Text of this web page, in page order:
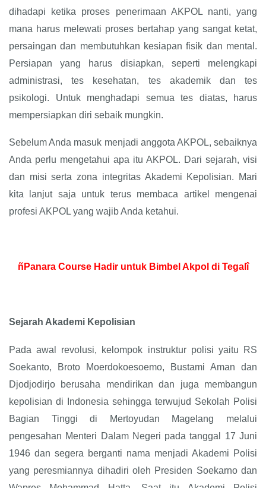
dihadapi ketika proses penerimaan AKPOL nanti, yang
mana harus melewati proses bertahap yang sangat ketat,
persaingan dan membutuhkan kesiapan fisik dan mental.
Persiapan yang harus disiapkan, seperti melengkapi
administrasi, tes kesehatan, tes akademik dan tes
psikologi. Untuk menghadapi semua tes diatas, harus
mempersiapkan diri sebaik mungkin.
Sebelum Anda masuk menjadi anggota AKPOL, sebaiknya
Anda perlu mengetahui apa itu AKPOL. Dari sejarah, visi
dan misi serta zona integritas Akademi Kepolisian. Mari
kita lanjut saja untuk terus membaca artikel mengenai
profesi AKPOL yang wajib Anda ketahui.
ñPanara Course Hadir untuk Bimbel Akpol di Tegalî
Sejarah Akademi Kepolisian
Pada awal revolusi, kelompok instruktur polisi yaitu RS
Soekanto, Broto Moerdokoesoemo, Bustami Aman dan
Djodjodirjo berusaha mendirikan dan juga membangun
kepolisian di Indonesia sehingga terwujud Sekolah Polisi
Bagian Tinggi di Mertoyudan Magelang melalui
pengesahan Menteri Dalam Negeri pada tanggal 17 Juni
1946 dan segera berganti nama menjadi Akademi Polisi
yang peresmiannya dihadiri oleh Presiden Soekarno dan